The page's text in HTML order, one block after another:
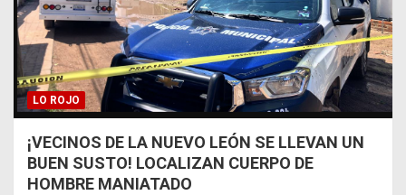
LO ROJO
¡VECINOS DE LA NUEVO LEÓN SE LLEVAN UN
BUEN SUSTO! LOCALIZAN CUERPO DE
HOMBRE MANIATADO